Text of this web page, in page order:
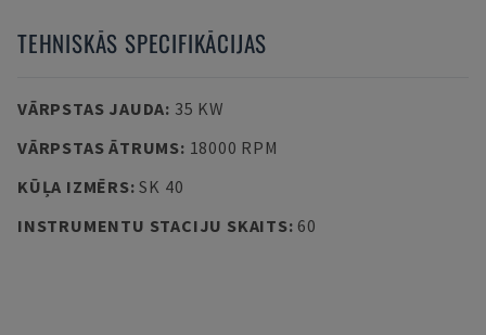
TEHNISKĀS SPECIFIKĀCIJAS
VĀRPSTAS JAUDA: 35 KW
VĀRPSTAS ĀTRUMS: 18000 RPM
KŪĻA IZMĒRS:SK 40
INSTRUMENTU STACIJU SKAITS: 60